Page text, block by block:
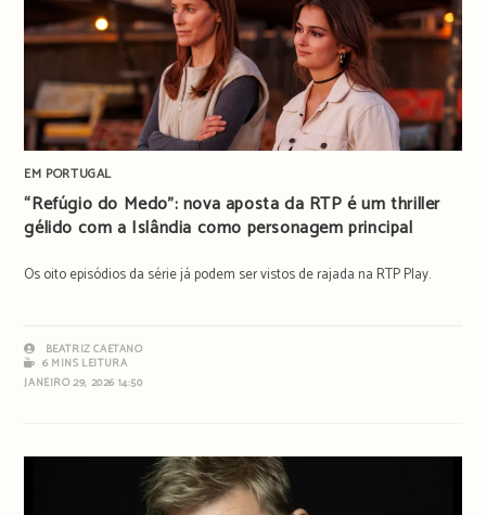
EM PORTUGAL
“Refúgio do Medo”: nova aposta da RTP é um thriller
gélido com a Islândia como personagem principal
Os oito episódios da série já podem ser vistos de rajada na RTP Play.
BEATRIZ CAETANO
6 MINS LEITURA
JANEIRO 29, 2026 14:50